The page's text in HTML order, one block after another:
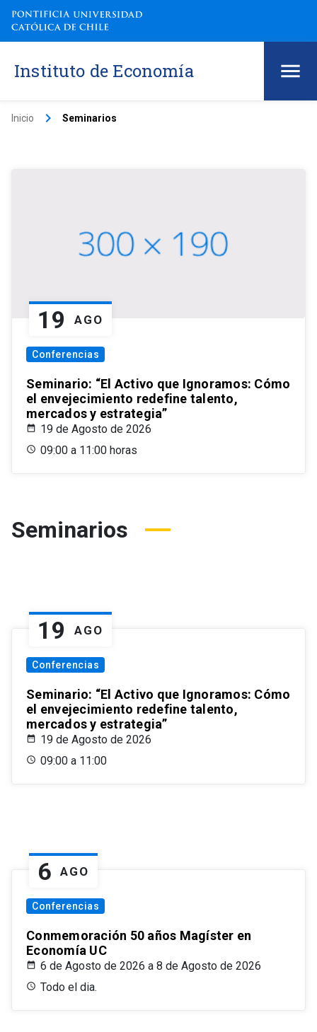
Instituto de Economía
Inicio keyboard_arrow_right Seminarios
19 AGO
Conferencias
Seminario: “El Activo que Ignoramos: Cómo
el envejecimiento redefine talento,
mercados y estrategia”
19 de Agosto de 2026
09:00 a 11:00 horas
Seminarios
19 AGO
Conferencias
Seminario: “El Activo que Ignoramos: Cómo
el envejecimiento redefine talento,
mercados y estrategia”
19 de Agosto de 2026
09:00 a 11:00
6 AGO
Conferencias
Conmemoración 50 años Magíster en
Economía UC
6 de Agosto de 2026 a 8 de Agosto de 2026
Todo el dia.